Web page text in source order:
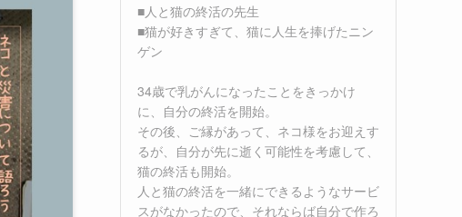
■人と猫の終活の先生
■猫が好きすぎて、猫に人生を捧げたニン
ゲン
34歳で乳がんになったことをきっかけ
に、自分の終活を開始。
その後、ご縁があって、ネコ様をお迎えす
るが、自分が先に逝く可能性を考慮して、
猫の終活も開始。
人と猫の終活を一緒にできるようなサービ
スがなかったので、それならば自分で作ろ